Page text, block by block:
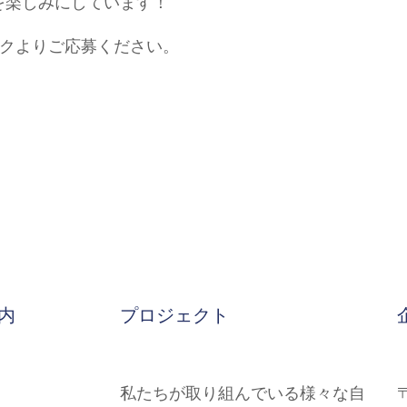
よりご応募ください。
プロジェクト
私たちが取り組んでいる様々な自